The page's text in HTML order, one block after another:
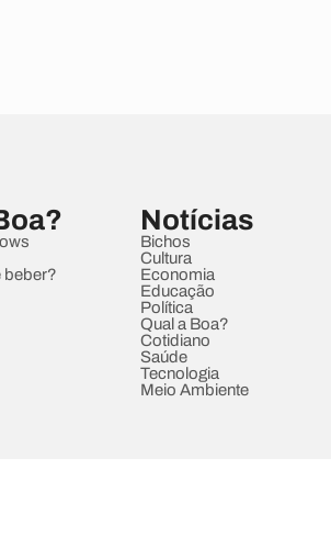
beber?
Notícias
Bichos
Cultura
Economia
Educação
Política
Qual a Boa?
Cotidiano
Saúde
Tecnologia
Meio Ambiente